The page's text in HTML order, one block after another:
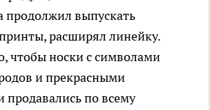
продолжил выпускать
расширял линейку.
чтобы носки с символами
и прекрасными
продавались по всему